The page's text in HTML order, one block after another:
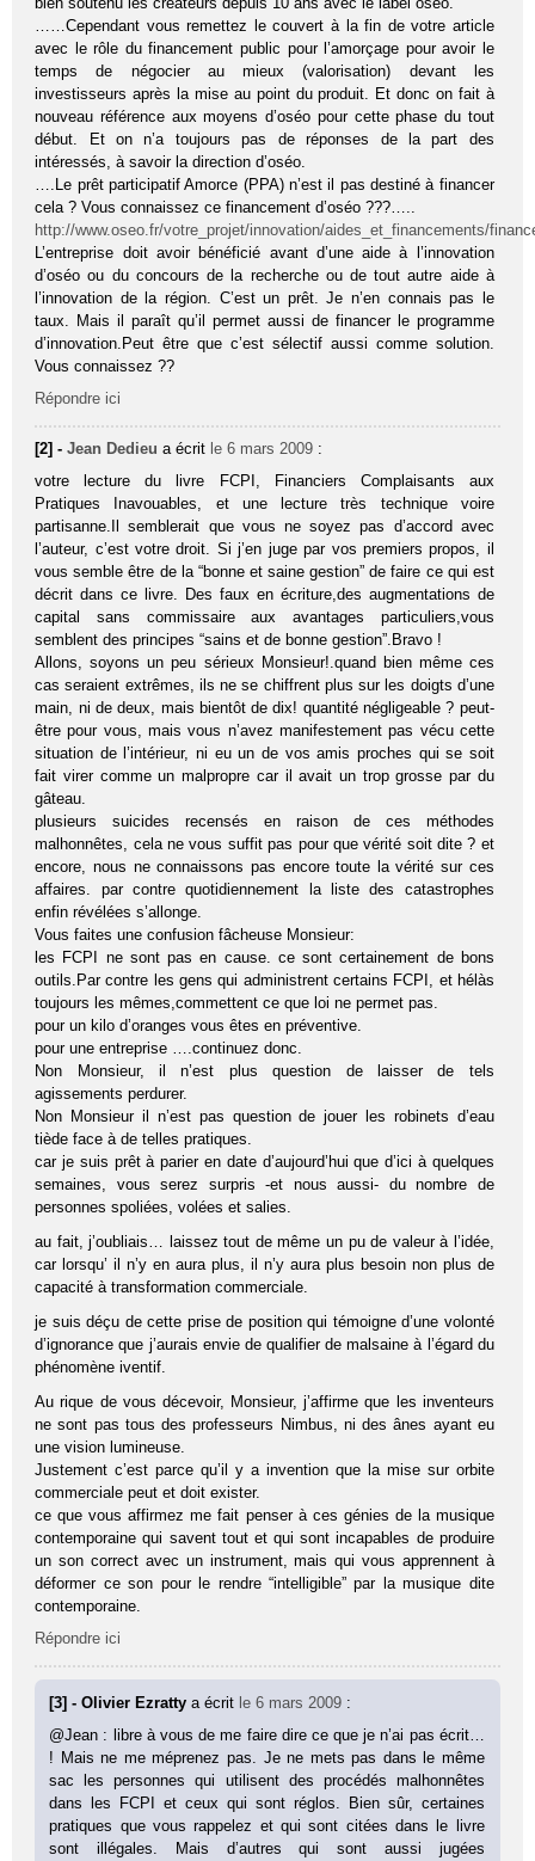
……Cependant vous remettez le couvert à la fin de votre article
avec le rôle du financement public pour l’amorçage pour avoir le
temps de négocier au mieux (valorisation) devant les
investisseurs après la mise au point du produit. Et donc on fait à
nouveau référence aux moyens d’oséo pour cette phase du tout
début. Et on n’a toujours pas de réponses de la part des
intéressés, à savoir la direction d’oséo.
….Le prêt participatif Amorce (PPA) n’est il pas destiné à financer
cela ? Vous connaissez ce financement d’oséo ???…..
http://www.oseo.fr/votre_projet/innovation/aides_et_financements/
L’entreprise doit avoir bénéficié avant d’une aide à l’innovation
d’oséo ou du concours de la recherche ou de tout autre aide à
l’innovation de la région. C’est un prêt. Je n’en connais pas le
taux. Mais il paraît qu’il permet aussi de financer le programme
d’innovation.Peut être que c’est sélectif aussi comme solution.
Vous connaissez ??
Répondre ici
[2] -Jean Dedieu a écrit le 6 mars 2009 :
votre lecture du livre FCPI, Financiers Complaisants aux
Pratiques Inavouables, et une lecture très technique voire
partisanne.Il semblerait que vous ne soyez pas d’accord avec
l’auteur, c’est votre droit. Si j’en juge par vos premiers propos, il
vous semble être de la “bonne et saine gestion” de faire ce qui est
décrit dans ce livre. Des faux en écriture,des augmentations de
capital sans commissaire aux avantages particuliers,vous
semblent des principes “sains et de bonne gestion”.Bravo !
Allons, soyons un peu sérieux Monsieur!.quand bien même ces
cas seraient extrêmes, ils ne se chiffrent plus sur les doigts d’une
main, ni de deux, mais bientôt de dix! quantité négligeable ? peut-
être pour vous, mais vous n’avez manifestement pas vécu cette
situation de l’intérieur, ni eu un de vos amis proches qui se soit
fait virer comme un malpropre car il avait un trop grosse par du
gâteau.
plusieurs suicides recensés en raison de ces méthodes
malhonnêtes, cela ne vous suffit pas pour que vérité soit dite ? et
encore, nous ne connaissons pas encore toute la vérité sur ces
affaires. par contre quotidiennement la liste des catastrophes
enfin révélées s’allonge.
Vous faites une confusion fâcheuse Monsieur:
les FCPI ne sont pas en cause. ce sont certainement de bons
outils.Par contre les gens qui administrent certains FCPI, et hélàs
toujours les mêmes,commettent ce que loi ne permet pas.
pour un kilo d’oranges vous êtes en préventive.
pour une entreprise ….continuez donc.
Non Monsieur, il n’est plus question de laisser de tels
agissements perdurer.
Non Monsieur il n’est pas question de jouer les robinets d’eau
tiède face à de telles pratiques.
car je suis prêt à parier en date d’aujourd’hui que d’ici à quelques
semaines, vous serez surpris -et nous aussi- du nombre de
personnes spoliées, volées et salies.
au fait, j’oubliais… laissez tout de même un pu de valeur à l’idée,
car lorsqu’ il n’y en aura plus, il n’y aura plus besoin non plus de
capacité à transformation commerciale.
je suis déçu de cette prise de position qui témoigne d’une volonté
d’ignorance que j’aurais envie de qualifier de malsaine à l’égard du
phénomène iventif.
Au rique de vous décevoir, Monsieur, j’affirme que les inventeurs
ne sont pas tous des professeurs Nimbus, ni des ânes ayant eu
une vision lumineuse.
Justement c’est parce qu’il y a invention que la mise sur orbite
commerciale peut et doit exister.
ce que vous affirmez me fait penser à ces génies de la musique
contemporaine qui savent tout et qui sont incapables de produire
un son correct avec un instrument, mais qui vous apprennent à
déformer ce son pour le rendre “intelligible” par la musique dite
contemporaine.
Répondre ici
[3] - Olivier Ezrattya écrit le 6 mars 2009 :
@Jean : libre à vous de me faire dire ce que je n’ai pas écrit…
! Mais ne me méprenez pas. Je ne mets pas dans le même
sac les personnes qui utilisent des procédés malhonnêtes
dans les FCPI et ceux qui sont réglos. Bien sûr, certaines
pratiques que vous rappelez et qui sont citées dans le livre
sont illégales. Mais d’autres qui sont aussi jugées